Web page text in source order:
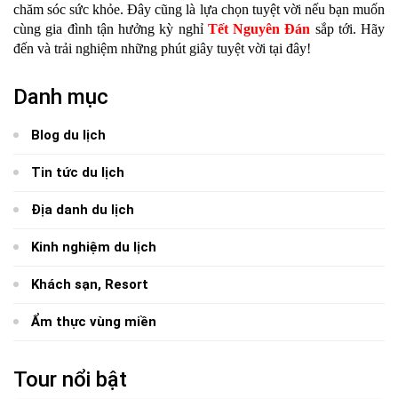
Danh mục
Blog du lịch
Tin tức du lịch
Địa danh du lịch
Kinh nghiệm du lịch
Khách sạn, Resort
Ẩm thực vùng miền
Tour nổi bật
chăm sóc sức khỏe. Đây cũng là lựa chọn tuyệt vời nếu bạn muốn
cùng gia đình tận hưởng kỳ nghỉ Tết Nguyên Đán sắp tới. Hãy
đến và trải nghiệm những phút giây tuyệt vời tại đây!